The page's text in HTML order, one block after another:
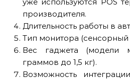
производителя.
Длительность работы в
Тип монитора (сенсорный
Вес гаджета (модели
граммов до 1,5 кг).
Возможность